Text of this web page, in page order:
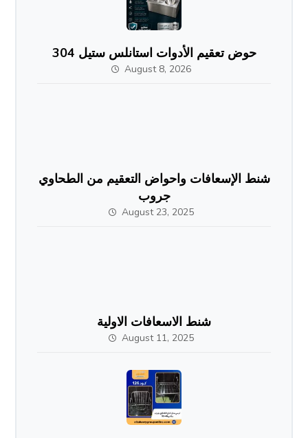
حوض تعقيم الأدوات استانلس ستيل 304
August 8, 2026
شنط الإسعافات واحواض التعقيم من الطحاوي
جروب
August 23, 2025
شنط الاسعافات الاولية
August 11, 2025